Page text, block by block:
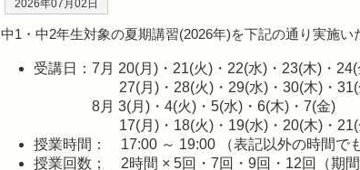
2026年07月02日
中1・中2年生対象の夏期講習(2026年)を下記の通り実施い
受講日：7月 20(月)・21(火)・22(水)・23(木)・
27(月)・28(火)・29(水)・30(木)・
8月 3(月)・4(火)・5(水)・6(木)・7(金)
17(月)・18(火)・19(水)・20(木)・
授業時間： 17:00 ～ 19:00 （表記以外の時間で
授業回数； 2時間 × 5回・7回・9回・12回（期間